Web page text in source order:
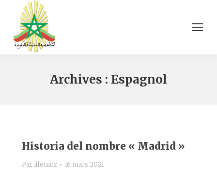
Archives : Espagnol
Historia del nombre « Madrid »
Par lifemoz 16 mars 2021